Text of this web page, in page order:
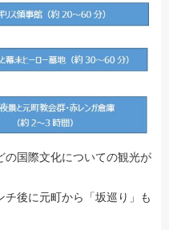
の国際文化についての観光が
後に元町から「坂巡り」も